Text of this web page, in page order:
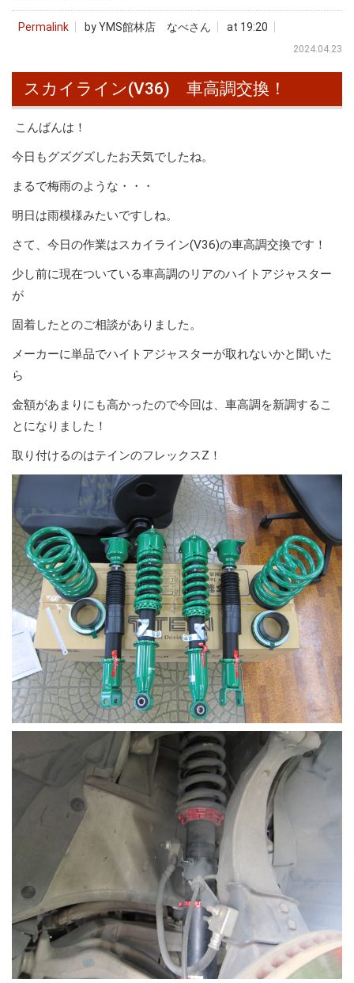
Permalink by YMS館林店 なべさん at 19:20
2024.04.23
スカイライン(V36) 車高調交換！
こんばんは！
今日もグズグズしたお天気でしたね。
まるで梅雨のような・・・
明日は雨模様みたいですしね。
さて、今日の作業はスカイライン(V36)の車高調交換です！
少し前に現在ついている車高調のリアのハイトアジャスター
が
固着したとのご相談がありました。
メーカーに単品でハイトアジャスターが取れないかと聞いた
ら
金額があまりにも高かったので今回は、車高調を新調するこ
とになりました！
取り付けるのはテインのフレックスZ！